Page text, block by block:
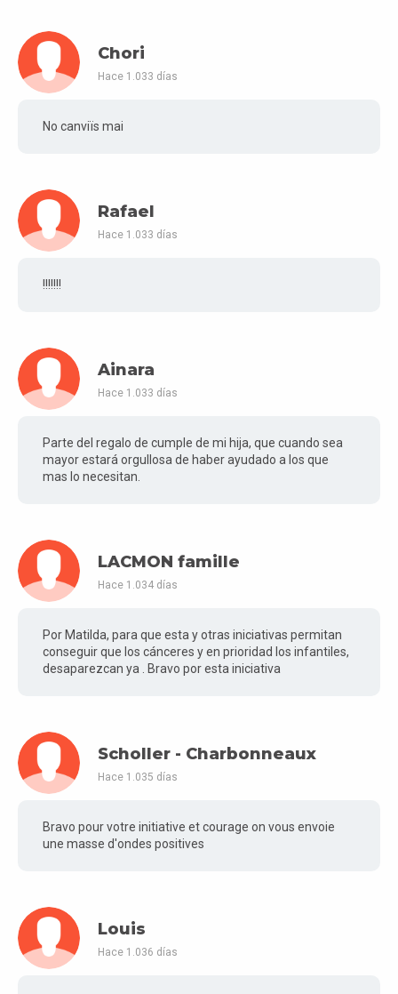
Chori
Hace 1.033 días
No canviïs mai
Rafael
Hace 1.033 días
!!!!!!!
Ainara
Hace 1.033 días
Parte del regalo de cumple de mi hija, que cuando sea
mayor estará orgullosa de haber ayudado a los que
mas lo necesitan.
LACMON famille
Hace 1.034 días
Por Matilda, para que esta y otras iniciativas permitan
conseguir que los cánceres y en prioridad los infantiles,
desaparezcan ya . Bravo por esta iniciativa
Scholler - Charbonneaux
Hace 1.035 días
Bravo pour votre initiative et courage on vous envoie
une masse d'ondes positives
Louis
Hace 1.036 días